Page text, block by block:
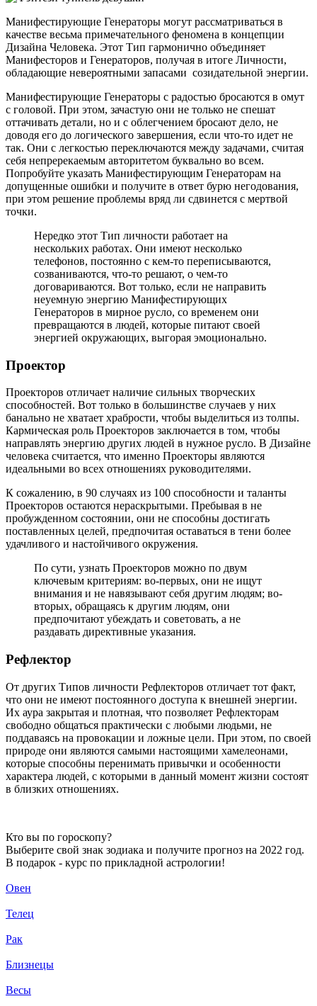
Манифестирующие Генераторы могут рассматриваться в
качестве весьма примечательного феномена в концепции
Дизайна Человека. Этот Тип гармонично объединяет
Манифесторов и Генераторов, получая в итоге Личности,
обладающие невероятными запасами созидательной энергии.
Манифестирующие Генераторы с радостью бросаются в омут
с головой. При этом, зачастую они не только не спешат
оттачивать детали, но и с облегчением бросают дело, не
доводя его до логического завершения, если что-то идет не
так. Они с легкостью переключаются между задачами, считая
себя непререкаемым авторитетом буквально во всем.
Попробуйте указать Манифестирующим Генераторам на
допущенные ошибки и получите в ответ бурю негодования,
при этом решение проблемы вряд ли сдвинется с мертвой
точки.
Нередко этот Тип личности работает на
нескольких работах. Они имеют несколько
телефонов, постоянно с кем-то переписываются,
созваниваются, что-то решают, о чем-то
договариваются. Вот только, если не направить
неуемную энергию Манифестирующих
Генераторов в мирное русло, со временем они
превращаются в людей, которые питают своей
энергией окружающих, выгорая эмоционально.
Проектор
Проекторов отличает наличие сильных творческих
способностей. Вот только в большинстве случаев у них
банально не хватает храбрости, чтобы выделиться из толпы.
Кармическая роль Проекторов заключается в том, чтобы
направлять энергию других людей в нужное русло. В Дизайне
человека считается, что именно Проекторы являются
идеальными во всех отношениях руководителями.
К сожалению, в 90 случаях из 100 способности и таланты
Проекторов остаются нераскрытыми. Пребывая в не
пробужденном состоянии, они не способны достигать
поставленных целей, предпочитая оставаться в тени более
удачливого и настойчивого окружения.
По сути, узнать Проекторов можно по двум
ключевым критериям: во-первых, они не ищут
внимания и не навязывают себя другим людям; во-
вторых, обращаясь к другим людям, они
предпочитают убеждать и советовать, а не
раздавать директивные указания.
Рефлектор
От других Типов личности Рефлекторов отличает тот факт,
что они не имеют постоянного доступа к внешней энергии.
Их аура закрытая и плотная, что позволяет Рефлекторам
свободно общаться практически с любыми людьми, не
поддаваясь на провокации и ложные цели. При этом, по своей
природе они являются самыми настоящими хамелеонами,
которые способны перенимать привычки и особенности
характера людей, с которыми в данный момент жизни состоят
в близких отношениях.
Кто вы по гороскопу?
Выберите свой знак зодиака и получите прогноз на 2022 год.
В подарок - курс по прикладной астрологии!
Овен
Телец
Рак
Близнецы
Весы